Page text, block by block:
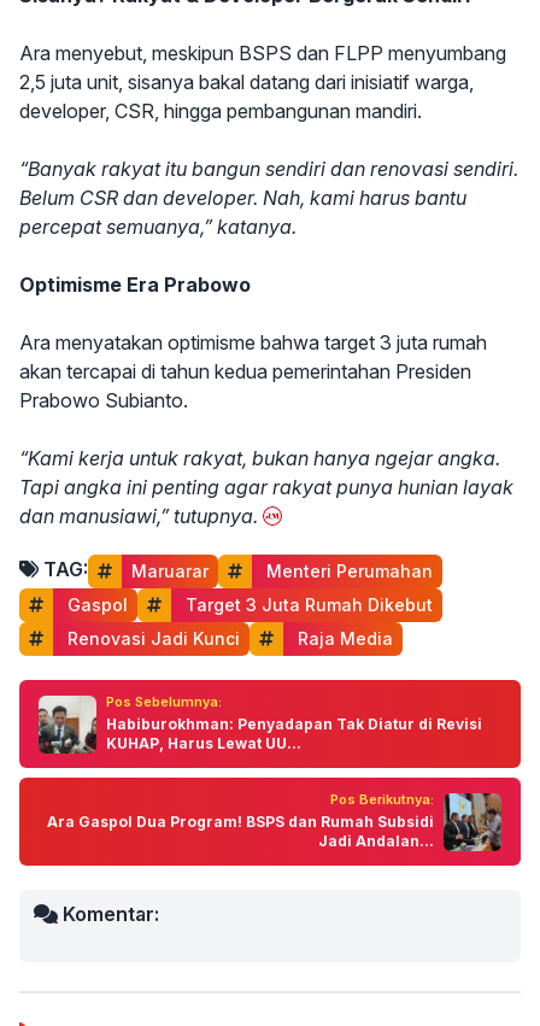
Ara menyebut, meskipun BSPS dan FLPP menyumbang
2,5 juta unit, sisanya bakal datang dari inisiatif warga,
developer, CSR, hingga pembangunan mandiri.
“Banyak rakyat itu bangun sendiri dan renovasi sendiri.
Belum CSR dan developer. Nah, kami harus bantu
percepat semuanya,” katanya.
Optimisme Era Prabowo
Ara menyatakan optimisme bahwa target 3 juta rumah
akan tercapai di tahun kedua pemerintahan Presiden
Prabowo Subianto.
“Kami kerja untuk rakyat, bukan hanya ngejar angka.
Tapi angka ini penting agar rakyat punya hunian layak
dan manusiawi,” tutupnya.
TAG: Maruarar
Menteri Perumahan
Gaspol
Target 3 Juta Rumah Dikebut
Renovasi Jadi Kunci
Raja Media
Pos Sebelumnya:
Habiburokhman: Penyadapan Tak Diatur di Revisi
KUHAP, Harus Lewat UU...
Pos Berikutnya:
Ara Gaspol Dua Program! BSPS dan Rumah Subsidi
Jadi Andalan...
Komentar: